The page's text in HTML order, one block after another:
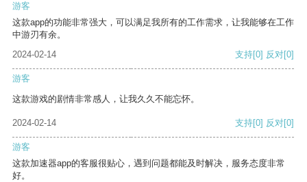
游客
这款app的功能非常强大，可以满足我所有的工作需求，让我能够在工作
中游刃有余。
2024-02-14
支持[0] 反对[0]
游客
这款游戏的剧情非常感人，让我久久不能忘怀。
2024-02-14 支持[0] 反对[0]
游客
这款加速器app的客服很贴心，遇到问题都能及时解决，服务态度非常
好。